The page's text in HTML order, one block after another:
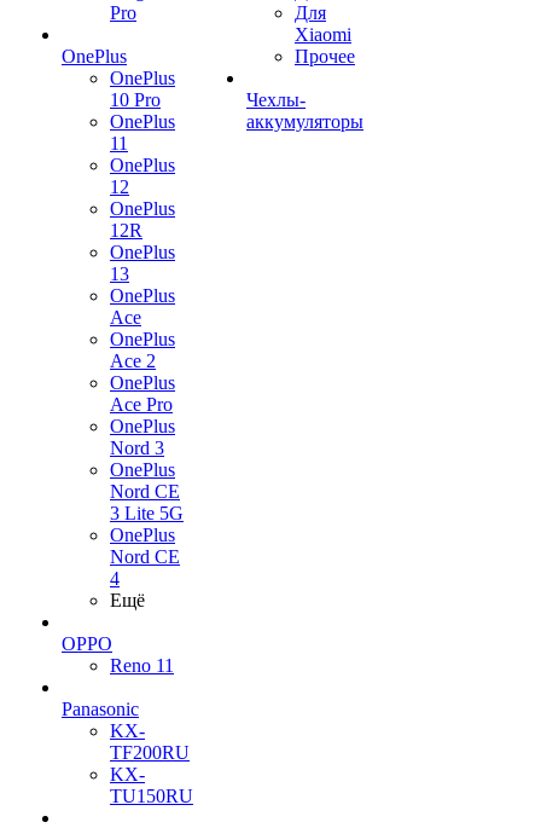
Pro
OnePlus
OnePlus
10 Pro
OnePlus
11
OnePlus
12
OnePlus
12R
OnePlus
13
OnePlus
Ace
OnePlus
Ace 2
OnePlus
Ace Pro
OnePlus
Nord 3
OnePlus
Nord CE
3 Lite 5G
OnePlus
Nord CE
4
Ещё
OPPO
Reno 11
Panasonic
KX-
TF200RU
KX-
TU150RU
Для
Xiaomi
Прочее
Чехлы-
аккумуляторы